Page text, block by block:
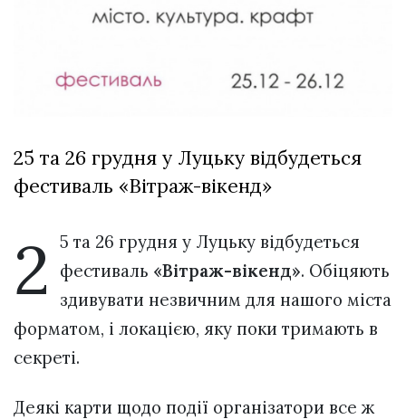
XIX
29 Липня 2026
Всі розділи
Лайф
Афіша
Контакти
Політика конфіденційності
25 та 26 грудня у Луцьку відбудеться
фестиваль «Вітраж-вікенд»
2
5 та 26 грудня у Луцьку відбудеться
фестиваль «Вітраж-вікенд». Обіцяють
здивувати незвичним для нашого міста
форматом, і локацією, яку поки тримають в
секреті.
Деякі карти щодо події організатори все ж